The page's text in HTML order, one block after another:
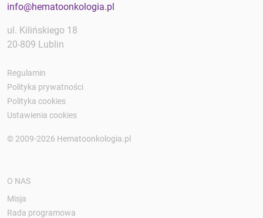
info@hematoonkologia.pl
ul. Kilińskiego 18
20-809 Lublin
Regulamin
Polityka prywatności
Polityka cookies
Ustawienia cookies
© 2009-2026 Hematoonkologia.pl
O NAS
Misja
Rada programowa